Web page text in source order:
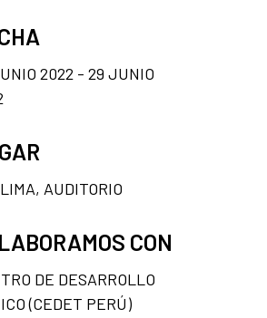
2022 - 29 JUNIO
AUDITORIO
CON
DE DESARROLLO
(CEDET PERÚ)